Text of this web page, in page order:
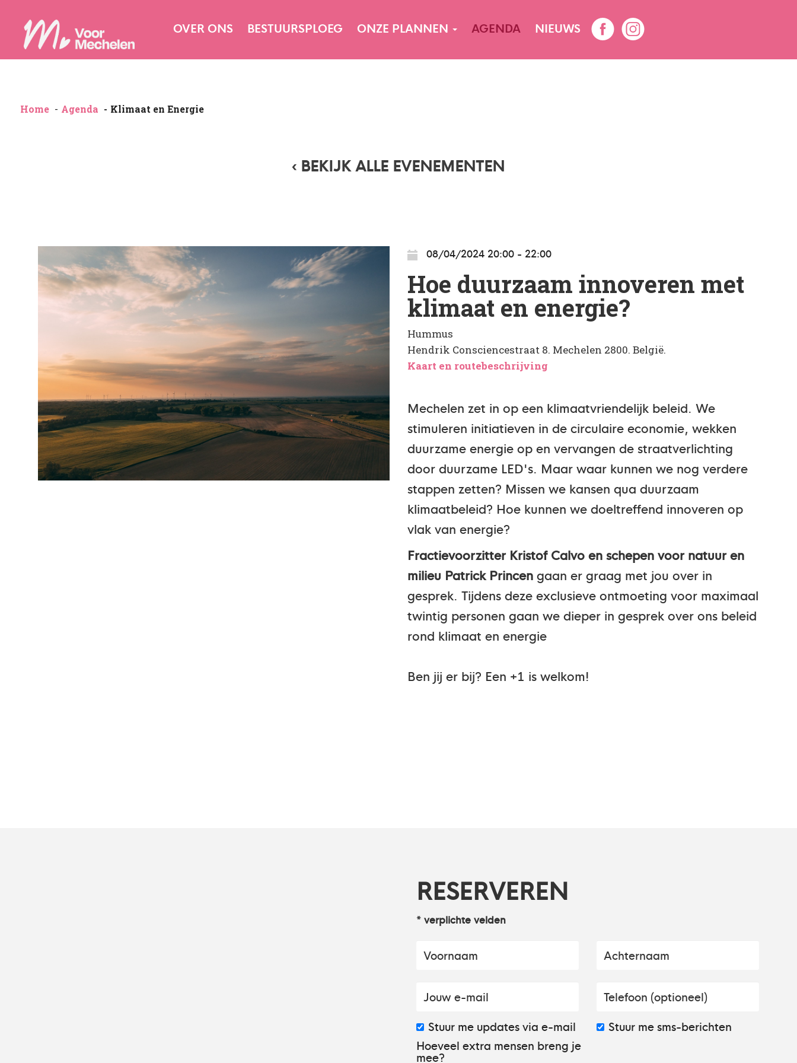
OVER ONS BESTUURSPLOEG ONZE PLANNEN AGENDA NIEUWS
Home Agenda Klimaat en Energie
‹ BEKIJK ALLE EVENEMENTEN
08/04/2024 20:00 - 22:00
Hoe duurzaam innoveren met
klimaat en energie?
Hummus
Hendrik Consciencestraat 8. Mechelen 2800. België.
Kaart en routebeschrijving
Mechelen zet in op een klimaatvriendelijk beleid. We
stimuleren initiatieven in de circulaire economie, wekken
duurzame energie op en vervangen de straatverlichting
door duurzame LED's. Maar waar kunnen we nog verdere
stappen zetten? Missen we kansen qua duurzaam
klimaatbeleid? Hoe kunnen we doeltreffend innoveren op
vlak van energie?
Fractievoorzitter Kristof Calvo en schepen voor natuur en
milieu Patrick Princengaan er graag met jou over in
gesprek. Tijdens deze exclusieve ontmoeting voor maximaal
twintig personen gaan we dieper in gesprek over ons beleid
rond klimaat en energie
Ben jij er bij? Een +1 is welkom!
RESERVEREN
* verplichte velden
Stuur me updates via e-mail
Stuur me sms-berichten
Hoeveel extra mensen breng je
mee?